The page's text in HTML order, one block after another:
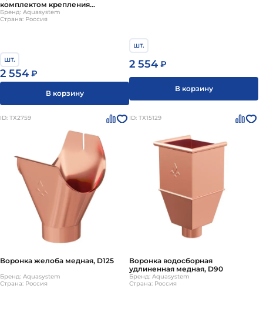
комплектом крепления
модернизированный усиленный
медный
Бренд: Aquasystem
Страна: Россия
шт.
2 554 ₽
В корзину
шт.
2 554 ₽
В корзину
ID: ТХ2759
Воронка желоба медная, D125
Бренд: Aquasystem
Страна: Россия
ID: ТХ15129
Воронка водосборная
удлиненная медная, D90
Бренд: Aquasystem
Страна: Россия